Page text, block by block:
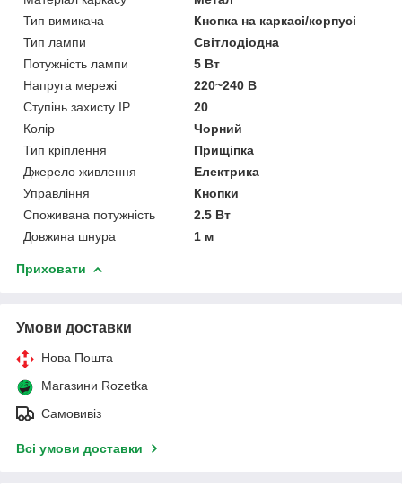
Тип вимикача
Кнопка на каркасі/корпусі
Тип лампи
Світлодіодна
Потужність лампи
5 Вт
Напруга мережі
220~240 В
Ступінь захисту IP
20
Колір
Чорний
Тип кріплення
Прищіпка
Джерело живлення
Електрика
Управління
Кнопки
Споживана потужність
2.5 Вт
Довжина шнура
1 м
Приховати
Умови доставки
Нова Пошта
Магазини Rozetka
Самовивіз
Всі умови доставки